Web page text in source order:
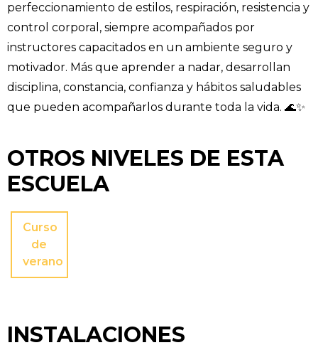
perfeccionamiento de estilos, respiración, resistencia y
control corporal, siempre acompañados por
instructores capacitados en un ambiente seguro y
motivador. Más que aprender a nadar, desarrollan
disciplina, constancia, confianza y hábitos saludables
que pueden acompañarlos durante toda la vida. 🌊✨
OTROS NIVELES DE ESTA
ESCUELA
Curso
de
verano
INSTALACIONES